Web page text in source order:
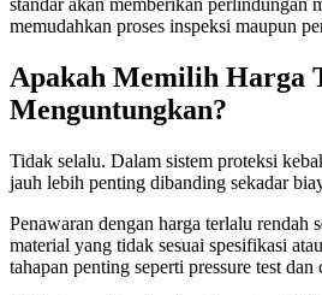
memudahkan proses inspeksi maupun
Apakah Memilih Harga
Menguntungkan?
Tidak selalu. Dalam sistem proteksi
jauh lebih penting dibanding sekadar
Penawaran dengan harga terlalu rendah
material yang tidak sesuai spesifikasi
tahapan penting seperti pressure test